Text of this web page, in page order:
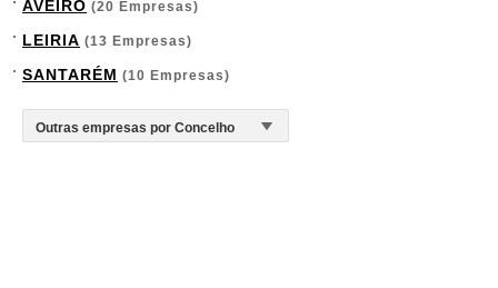
AVEIRO (20 Empresas)
LEIRIA (13 Empresas)
SANTARÉM (10 Empresas)